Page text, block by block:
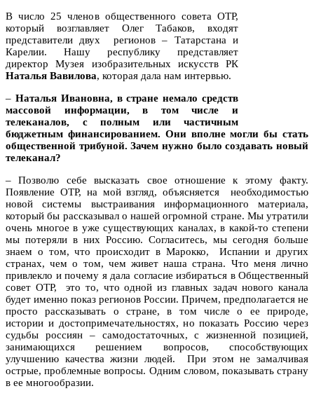
В число 25 членов общественного совета ОТР,
который возглавляет Олег Табаков, входят
представители двух регионов – Татарстана и
Карелии. Нашу республику представляет
директор Музея изобразительных искусств РК
Наталья Вавилова, которая дала нам интервью.
– Наталья Ивановна, в стране немало средств
массовой информации, в том числе и
телеканалов, с полным или частичным
бюджетным финансированием. Они вполне могли бы стать
общественной трибуной. Зачем нужно было создавать новый
телеканал?
– Позволю себе высказать свое отношение к этому факту.
Появление ОТР, на мой взгляд, объясняется необходимостью
новой системы выстраивания информационного материала,
который бы рассказывал о нашей огромной стране. Мы утратили
очень многое в уже существующих каналах, в какой-то степени
мы потеряли в них Россию. Согласитесь, мы сегодня больше
знаем о том, что происходит в Марокко, Испании и других
странах, чем о том, чем живет наша страна. Что меня лично
привлекло и почему я дала согласие избираться в Общественный
совет ОТР, это то, что одной из главных задач нового канала
будет именно показ регионов России. Причем, предполагается не
просто рассказывать о стране, в том числе о ее природе,
истории и достопримечательностях, но показать Россию через
судьбы россиян – самодостаточных, с жизненной позицией,
занимающихся решением вопросов, способствующих
улучшению качества жизни людей. При этом не замалчивая
острые, проблемные вопросы. Одним словом, показывать страну
в ее многообразии.